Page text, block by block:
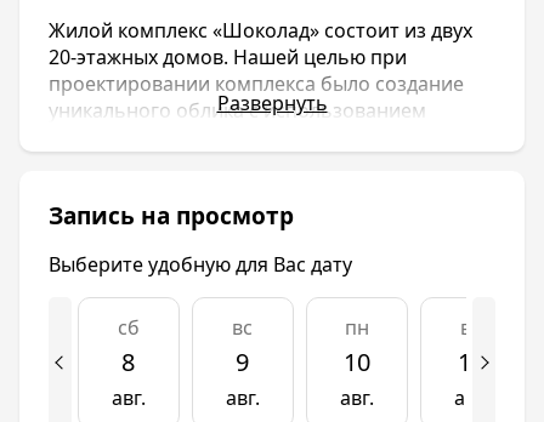
Жилой комплекс «Шоколад» состоит из двух
20-этажных домов. Нашей целью при
проектировании комплекса было создание
уникального облика с использованием
Инфраструктура
Район Энка, в котором расположен жилой
комплекс "Шоколад", имеет близкую
расположенность к необходимым объектам
инфраструктуры: ТРК "Красная площадь",
площадки, скалодром, аттракционы,
Развернуть
Запись на просмотр
Выберите удобную для Вас дату
сб
8
авг.
вс
9
авг.
пн
10
авг.
вт
11
авг.